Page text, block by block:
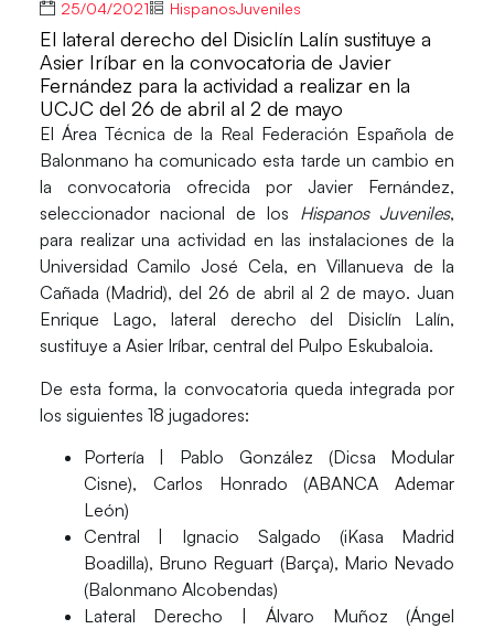
25/04/2021 HispanosJuveniles
El lateral derecho del Disiclín Lalín sustituye a
Asier Iríbar en la convocatoria de Javier
Fernández para la actividad a realizar en la
UCJC del 26 de abril al 2 de mayo
El Área Técnica de la Real Federación Española de
Balonmano ha comunicado esta tarde un cambio en
la convocatoria ofrecida porJavier Fernández,
seleccionador nacional de los Hispanos Juveniles,
para realizar una actividad en las instalaciones de la
Universidad Camilo José Cela, en Villanueva de la
Cañada (Madrid),del 26 de abril al 2 de mayo. Juan
Enrique Lago, lateral derecho del Disiclín Lalín,
sustituye a Asier Iríbar, central del Pulpo Eskubaloia.
De esta forma, la convocatoria queda integrada por
los siguientes 18 jugadores:
Portería | Pablo González (Dicsa Modular
Cisne), Carlos Honrado (ABANCA Ademar
León)
Central |
Ignacio Salgado (iKasa Madrid
Boadilla), Bruno Reguart (Barça), Mario Nevado
(Balonmano Alcobendas)
Lateral Derecho |
Álvaro Muñoz (Ángel